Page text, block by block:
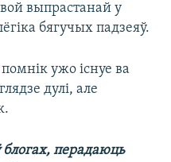
выпрастанай у
бягучых падзеяў.
ужо існуе ва
дулі, але
перадаюць